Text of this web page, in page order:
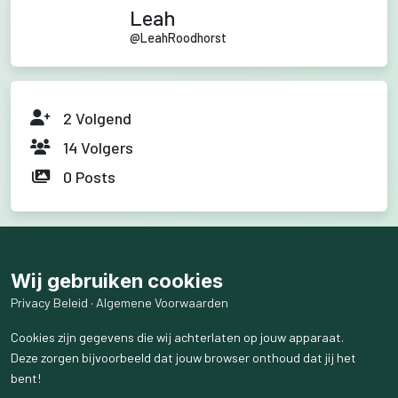
Leah
@LeahRoodhorst
2 Volgend
14 Volgers
0 Posts
Wij gebruiken cookies
Privacy Beleid · Algemene Voorwaarden
Cookies zijn gegevens die wij achterlaten op jouw apparaat.
Deze zorgen bijvoorbeeld dat jouw browser onthoud dat jij het
bent!